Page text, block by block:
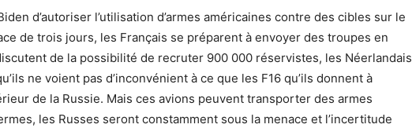
d’autoriser l’utilisation d’armes américaines contre des cibles sur le
de trois jours, les Français se préparent à envoyer des troupes en
de la possibilité de recruter 900 000 réservistes, les Néerlandais
ne voient pas d’inconvénient à ce que les F16 qu’ils donnent à
de la Russie. Mais ces avions peuvent transporter des armes
les Russes seront constamment sous la menace et l’incertitude